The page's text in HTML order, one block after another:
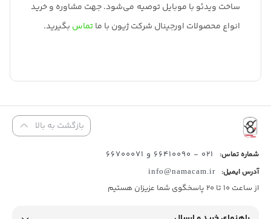
ساخت ویدئو با موبایل توصیه می‌شود. جهت مشاوره و خرید
انواع محصولات اورجینال شرکت ژیون با ماتماس بگیرید.
بازگشت به بالا
شماره تماس: 021 - 66410090 و 66700071
آدرس ایمیل: info@namacam.ir
از ساعت 10 تا 20 پاسخگوی شما عزیزان هستیم